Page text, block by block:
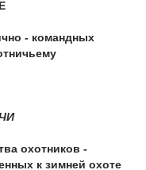
- командных
охотников -
к зимней охоте